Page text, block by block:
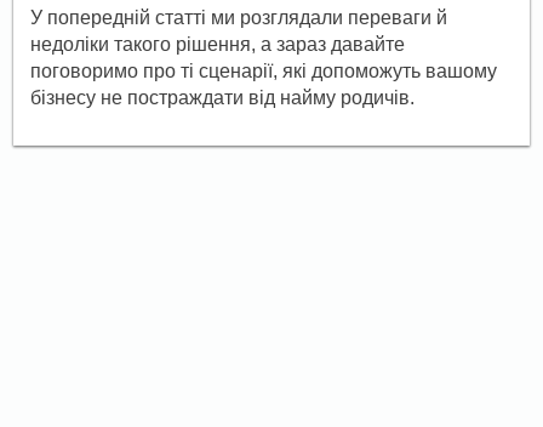
У попередній статті ми розглядали переваги й
недоліки такого рішення, а зараз давайте
поговоримо про ті сценарії, які допоможуть вашому
бізнесу не постраждати від найму родичів.